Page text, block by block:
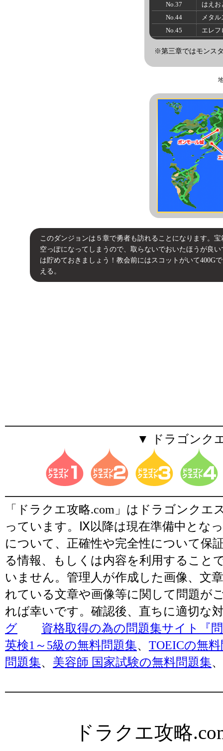
No.37
は
No.44
メタ
No.45
エレ
※第三章ではモンス
このダンジョンは５章で勇者も訪れることになります。
空っぽになってしまうので、取らないでおいたほうが良
は貯めておきましょう！教会前にはスコットがいて400G
える。
▼ ドラゴンク
「ドラクエ攻略.com」はドラゴンク
っています。Ⅸ以降は現在準備中とな
について、正確性や完全性について保
る情報、もしくは内容を利用すること
いません。管理人が作成した画像、文
れている文章や画像等に関して問題が
れば幸いです。確認後、直ちに適切な
グ
資格取得の為の問題集サイト『
英検1～5級の無料問題集、 TOEICの無
問題集、 美容師 国家試験の無料問題集、
ドラクエ攻略